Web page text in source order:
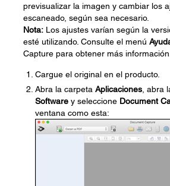
previsualizar la imagen y cambiar los
escaneado, según sea necesario.
Nota: Los ajustes varían según la
esté utilizando. Consulte el menú
Capture para obtener más información.
Cargue el original en el producto.
Abra la carpeta Aplicaciones , abra
Software y seleccione Document
ventana como esta: